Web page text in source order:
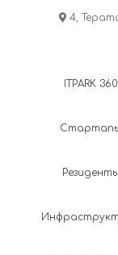
4,
ITPARK 360
Резиденты